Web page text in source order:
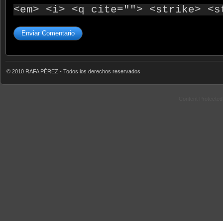
<em> <i> <q cite=""> <strike>
© 2010 RAFA PÉREZ - Todos los derechos reservados